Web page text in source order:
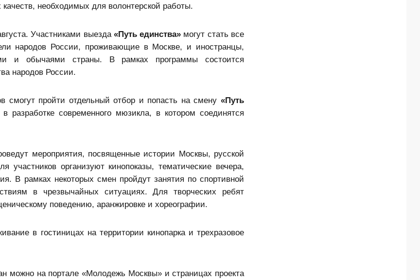
необходимых для волонтерской работы.
Участниками выезда «Путь единства» могут стать все
народов России, проживающие в Москве, и иностранцы,
и обычаями страны. В рамках программы состоится
народов России.
смогут пройти отдельный отбор и попасть на смену «Путь
современного мюзикла, в котором соединятся
мероприятия, посвященные истории Москвы, русской
организуют кинопоказы, тематические вечера,
В рамках некоторых смен пройдут занятия по спортивной
в чрезвычайных ситуациях. Для творческих ребят
поведению, аранжировке и хореографии.
в гостиницах на территории кинопарка и трехразовое
можно на портале «Молодежь Москвы» и страницах проекта